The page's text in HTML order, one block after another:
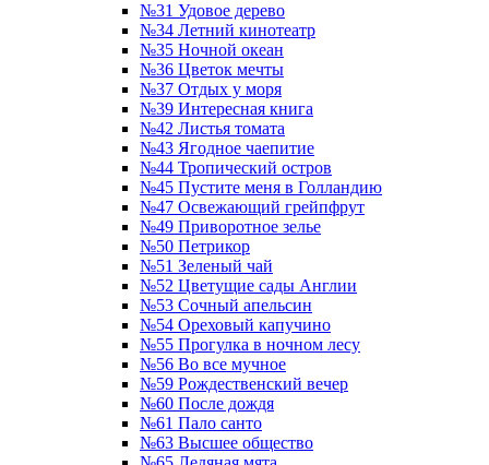
№31 Удовое дерево
№34 Летний кинотеатр
№35 Ночной океан
№36 Цветок мечты
№37 Отдых у моря
№39 Интересная книга
№42 Листья томата
№43 Ягодное чаепитие
№44 Тропический остров
№45 Пустите меня в Голландию
№47 Освежающий грейпфрут
№49 Приворотное зелье
№50 Петрикор
№51 Зеленый чай
№52 Цветущие сады Англии
№53 Сочный апельсин
№54 Ореховый капучино
№55 Прогулка в ночном лесу
№56 Во все мучное
№59 Рождественский вечер
№60 После дождя
№61 Пало санто
№63 Высшее общество